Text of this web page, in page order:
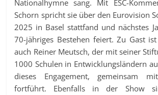
Nationalhymne sang. Mit ESC-
Schorn spricht sie über den Eurovision
2025 in Basel stattfand und nächstes
70-jähriges Bestehen feiert. Zu Gast
auch Reiner Meutsch, der mit seiner
1000 Schulen in Entwicklungsländern
dieses Engagement, gemeinsam
fortführt. Ebenfalls in der Show